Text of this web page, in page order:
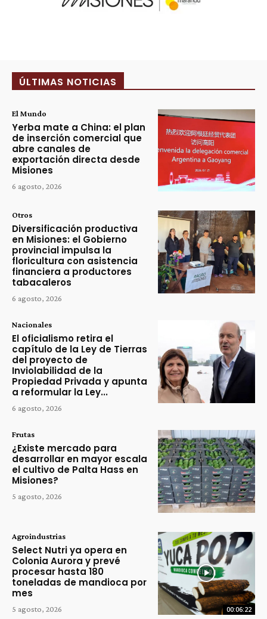
ÚLTIMAS NOTICIAS
El Mundo
Yerba mate a China: el plan
de inserción comercial que
abre canales de
exportación directa desde
Misiones
6 agosto, 2026
Otros
Diversificación productiva
en Misiones: el Gobierno
provincial impulsa la
floricultura con asistencia
financiera a productores
tabacaleros
6 agosto, 2026
Nacionales
El oficialismo retira el
capítulo de la Ley de Tierras
del proyecto de
Inviolabilidad de la
Propiedad Privada y apunta
a reformular la Ley...
6 agosto, 2026
Frutas
¿Existe mercado para
desarrollar en mayor escala
el cultivo de Palta Hass en
Misiones?
5 agosto, 2026
00:06:22
Agroindustrias
Select Nutri ya opera en
Colonia Aurora y prevé
procesar hasta 180
toneladas de mandioca por
mes
5 agosto, 2026